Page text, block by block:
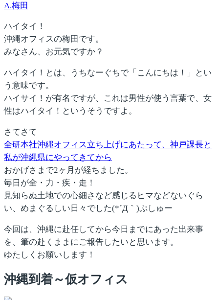
A.梅田
ハイタイ！
沖縄オフィスの梅田です。
みなさん、お元気ですか？
ハイタイ！とは、うちなーぐちで「こんにちは！」とい
う意味です。
ハイサイ！が有名ですが、これは男性が使う言葉で、女
性はハイタイ！というそうですよ。
さてさて
全研本社沖縄オフィス立ち上げにあたって、神戸課長と
私が沖縄県にやってきてから
おかげさまで2ヶ月が経ちました。
毎日が全・力・疾・走！
見知らぬ土地での心細さなど感じるヒマなどないぐら
い、めまぐるしい日々でした(*´Д｀)ぷしゅー
今回は、沖縄に赴任してから今日までにあった出来事
を、筆の赴くままにご報告したいと思います。
ゆたしくお願いします！
沖縄到着～仮オフィス